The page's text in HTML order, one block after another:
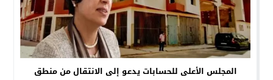
المجلس الأعلى للحسابات يدعو إلى الانتقال من منطق